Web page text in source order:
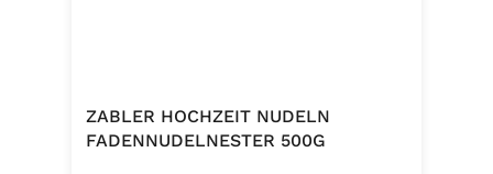
ZABLER HOCHZEIT NUDELN
FADENNUDELNESTER 500G